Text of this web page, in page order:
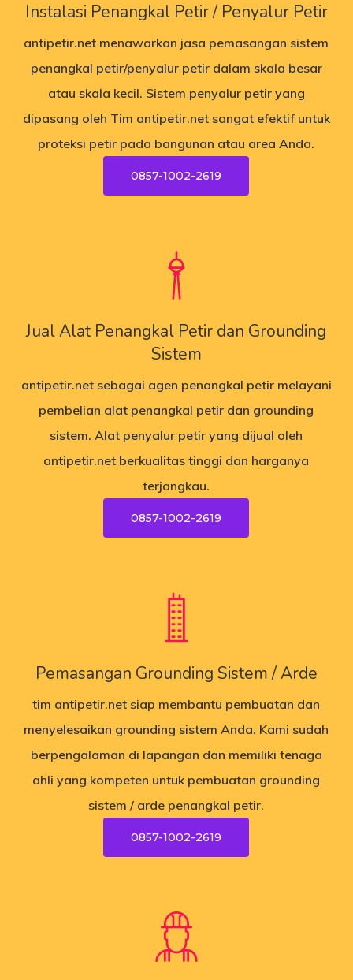
Instalasi Penangkal Petir / Penyalur Petir
antipetir.net menawarkan jasa pemasangan sistem
penangkal petir/penyalur petir dalam skala besar
atau skala kecil. Sistem penyalur petir yang
dipasang oleh Tim antipetir.net sangat efektif untuk
proteksi petir pada bangunan atau area Anda.
0857-1002-2619
Jual Alat Penangkal Petir dan Grounding
Sistem
antipetir.net sebagai agen penangkal petir melayani
pembelian alat penangkal petir dan grounding
sistem. Alat penyalur petir yang dijual oleh
antipetir.net berkualitas tinggi dan harganya
terjangkau.
0857-1002-2619
Pemasangan Grounding Sistem / Arde
tim antipetir.net siap membantu pembuatan dan
menyelesaikan grounding sistem Anda. Kami sudah
berpengalaman di lapangan dan memiliki tenaga
ahli yang kompeten untuk pembuatan grounding
sistem / arde penangkal petir.
0857-1002-2619